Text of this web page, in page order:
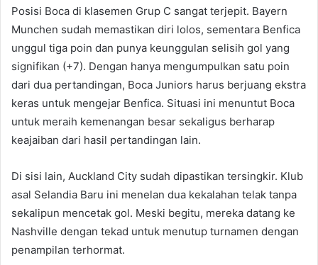
Posisi Boca di klasemen Grup C sangat terjepit. Bayern
Munchen sudah memastikan diri lolos, sementara Benfica
unggul tiga poin dan punya keunggulan selisih gol yang
signifikan (+7). Dengan hanya mengumpulkan satu poin
dari dua pertandingan, Boca Juniors harus berjuang ekstra
keras untuk mengejar Benfica. Situasi ini menuntut Boca
untuk meraih kemenangan besar sekaligus berharap
keajaiban dari hasil pertandingan lain.
Di sisi lain, Auckland City sudah dipastikan tersingkir. Klub
asal Selandia Baru ini menelan dua kekalahan telak tanpa
sekalipun mencetak gol. Meski begitu, mereka datang ke
Nashville dengan tekad untuk menutup turnamen dengan
penampilan terhormat.